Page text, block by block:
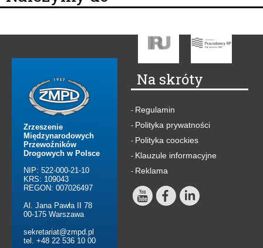
Zrzeszenie
Międzynarodowych
Przewoźników
Drogowych w Polsce
NIP: 522-000-21-10
KRS: 109043
REGON: 007026497
Al. Jana Pawła II 78
00-175 Warszawa
sekretariat@zmpd.pl
tel. +48 22 536 10 00
Na skróty
- Regulamin
- Polityka prywatności
- Polityka coockies
- Klauzule informacyjne
- Reklama